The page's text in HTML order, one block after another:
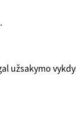
užsakymo